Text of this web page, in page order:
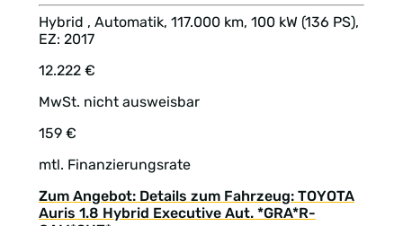
Hybrid , Automatik, 117.000 km, 100 kW (136 PS),
EZ: 2017
12.222 €
MwSt. nicht ausweisbar
159 €
mtl. Finanzierungsrate
Zum Angebot: Details zum Fahrzeug: TOYOTA
Auris 1.8 Hybrid Executive Aut. *GRA*R-